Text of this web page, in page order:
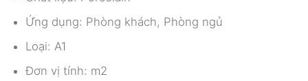
Ứng dụng: Phòng khách, Phòng ngủ
Loại: A1
Đơn vị tính: m2